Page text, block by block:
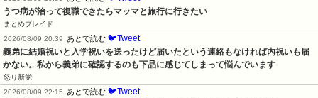
うつ病が治って復職できたらマッマと旅行に行きたい
まとめブレイド
2026/08/09 20:39
あとで読む 🐦Tweet
義弟に結婚祝いと入学祝いを送ったけど届いたという連絡もなければ内祝いも届
かない。私から義弟に確認するのも下品に感じてしまって悩んでいます
怒り新党
2026/08/09 22:15
あとで読む 🐦Tweet